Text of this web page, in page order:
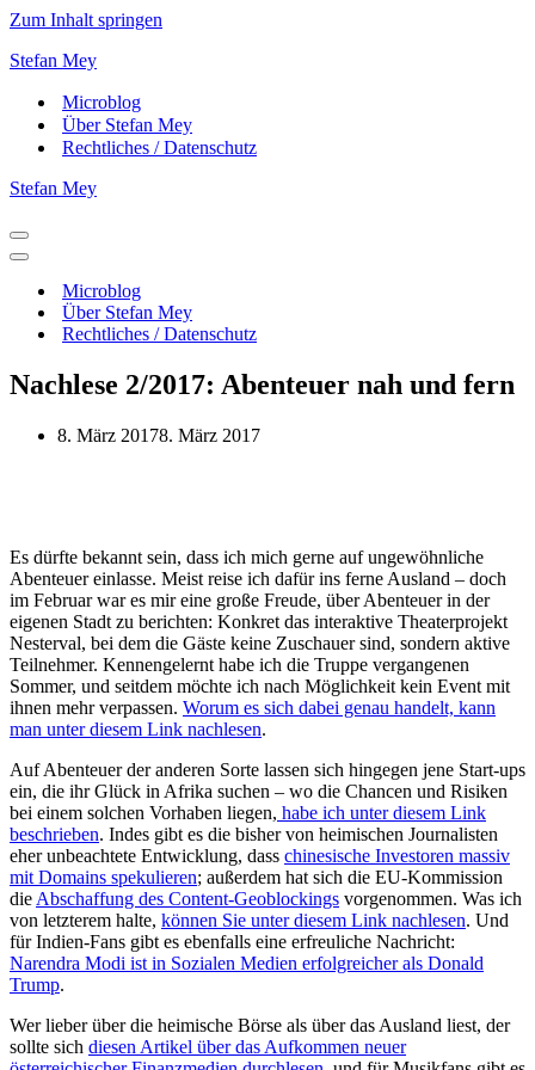
Zum Inhalt springen
Stefan Mey
Microblog
Über Stefan Mey
Rechtliches / Datenschutz
Stefan Mey
Navigationsmenü
Navigationsmenü
Microblog
Über Stefan Mey
Rechtliches / Datenschutz
Nachlese 2/2017: Abenteuer nah und fern
8. März 20178. März 2017
Es dürfte bekannt sein, dass ich mich gerne auf ungewöhnliche
Abenteuer einlasse. Meist reise ich dafür ins ferne Ausland – doch
im Februar war es mir eine große Freude, über Abenteuer in der
eigenen Stadt zu berichten: Konkret das interaktive Theaterprojekt
Nesterval, bei dem die Gäste keine Zuschauer sind, sondern aktive
Teilnehmer. Kennengelernt habe ich die Truppe vergangenen
Sommer, und seitdem möchte ich nach Möglichkeit kein Event mit
ihnen mehr verpassen. Worum es sich dabei genau handelt, kann
man unter diesem Link nachlesen.
Auf Abenteuer der anderen Sorte lassen sich hingegen jene Start-ups
ein, die ihr Glück in Afrika suchen – wo die Chancen und Risiken
bei einem solchen Vorhaben liegen, habe ich unter diesem Link
beschrieben. Indes gibt es die bisher von heimischen Journalisten
eher unbeachtete Entwicklung, dass chinesische Investoren massiv
mit Domains spekulieren; außerdem hat sich die EU-Kommission
die Abschaffung des Content-Geoblockings vorgenommen. Was ich
von letzterem halte, können Sie unter diesem Link nachlesen. Und
für Indien-Fans gibt es ebenfalls eine erfreuliche Nachricht:
Narendra Modi ist in Sozialen Medien erfolgreicher als Donald
Trump.
Wer lieber über die heimische Börse als über das Ausland liest, der
sollte sich diesen Artikel über das Aufkommen neuer